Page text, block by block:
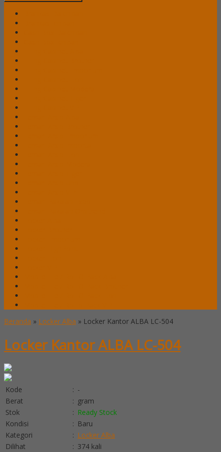
Beranda » Locker Alba » Locker Kantor ALBA LC-504
Locker Kantor ALBA LC-504
Kode : -
Berat
: gram
Stok
: Ready Stock
Kondisi
: Baru
Kategori
: Locker Alba
Dilihat
: 374 kali